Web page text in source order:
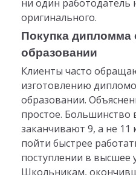
ни один работодатель
оригинального.
Покупка дипломма
образовании
Клиенты часто
изготовлению
образовании.
простое.
заканчивают 9, а не 11
пойти быстрее
поступлении в высшее
Школьникам,